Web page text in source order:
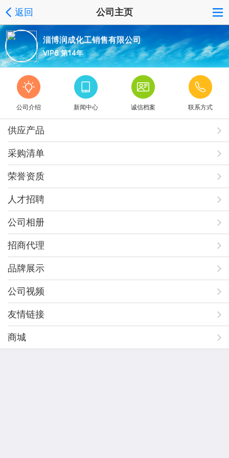
返回 公司主页
淄博润成化工销售有限公司
VIP6 第14年
公司介绍 新闻中心 诚信档案 联系方式
供应产品
采购清单
荣誉资质
人才招聘
公司相册
招商代理
品牌展示
公司视频
友情链接
商城